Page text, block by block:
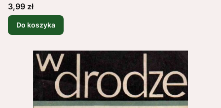
Cena
3,99 zł
Do koszyka